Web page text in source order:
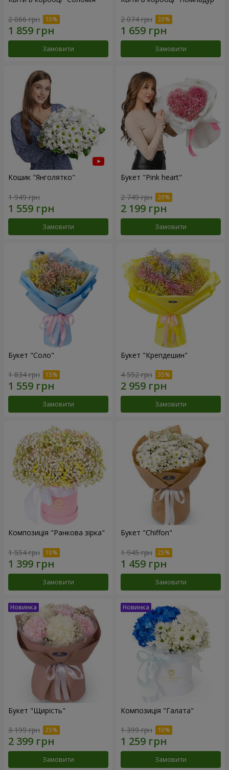
2 066 грн
Замовити
2 074 грн
Замовити
Кошик "Янголятко"
1 949 грн
Замовити
Букет "Pink heart"
2 749 грн
Замовити
Букет "Соло"
1 834 грн
Замовити
Букет "Крепдешин"
4 552 грн
Замовити
Композиція "Ранкова зірка"
1 554 грн
Замовити
Букет "Chiffon"
1 945 грн
Замовити
Букет "Щирість"
3 199 грн
Замовити
Композиція "Галата"
1 399 грн
Замовити